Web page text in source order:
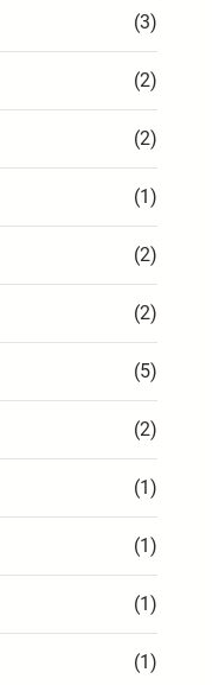
(3)
(2)
(2)
(1)
(2)
(2)
(5)
(2)
(1)
(1)
(1)
(1)